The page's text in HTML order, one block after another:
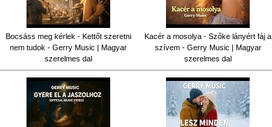
Bocsáss meg kérlek - Kettőt szeretni
nem tudok - Gerry Music | Magyar
szerelmes dal
Kacér a mosolya - Szőke lányért fáj a
szívem - Gerry Music | Magyar
szerelmes dal